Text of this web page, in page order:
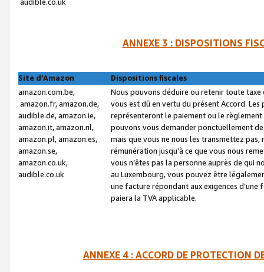
ANNEXE 3 : DISPOSITIONS
Site d’Amazon
Dispositions fiscales
amazon.com.be,
amazon.fr, amazon.de,
audible.de, amazon.ie,
amazon.it, amazon.nl,
amazon.pl, amazon.es,
amazon.se,
amazon.co.uk,
audible.co.uk
Nous pouvons déduire ou retenir toute
vous est dû en vertu du présent Accord.
représenteront le paiement ou le
pouvons vous demander ponctuellement
mais que vous ne nous les transmettez
rémunération jusqu’à ce que vous nous
vous n’êtes pas la personne auprès de qui
au Luxembourg, vous pouvez être
une facture répondant aux exigences
paiera la TVA applicable.
ANNEXE 4 : ACCORD DE PROTECTION